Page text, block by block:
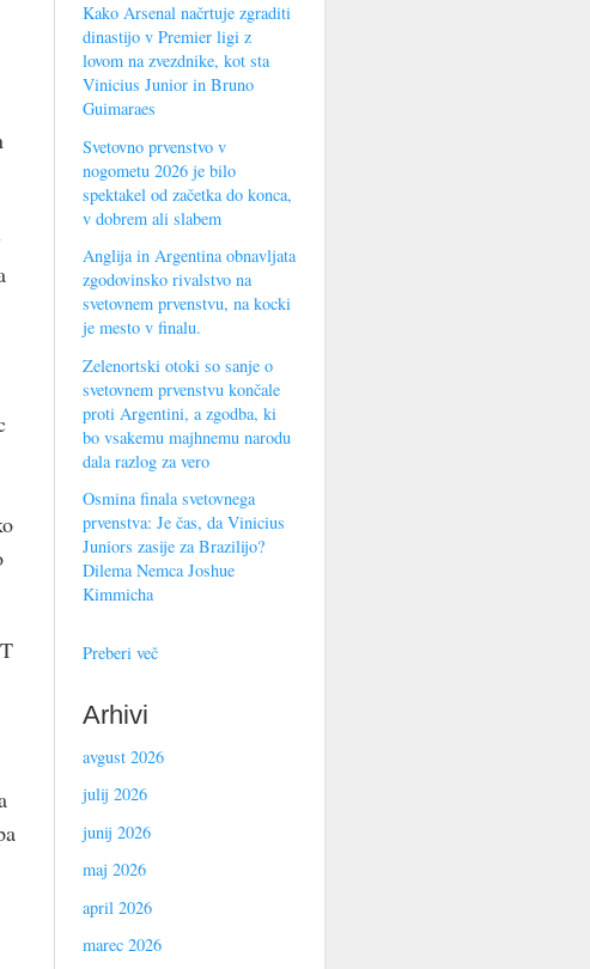
Kako Arsenal načrtuje zgraditi
dinastijo v Premier ligi z
lovom na zvezdnike, kot sta
Vinicius Junior in Bruno
Guimaraes
Svetovno prvenstvo v
nogometu 2026 je bilo
spektakel od začetka do konca,
v dobrem ali slabem
Anglija in Argentina obnavljata
zgodovinsko rivalstvo na
svetovnem prvenstvu, na kocki
je mesto v finalu.
Zelenortski otoki so sanje o
svetovnem prvenstvu končale
proti Argentini, a zgodba, ki
bo vsakemu majhnemu narodu
dala razlog za vero
Osmina finala svetovnega
prvenstva: Je čas, da Vinicius
Juniors zasije za Brazilijo?
Dilema Nemca Joshue
Kimmicha
Preberi več
Arhivi
avgust 2026
julij 2026
junij 2026
maj 2026
april 2026
marec 2026